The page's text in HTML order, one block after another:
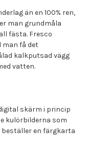
än en 100% ren,
man grundmåla
fästa. Fresco
man få det
kalkputsad vägg
vatten.
skärm i princip
kulörbilderna som
beställer en färgkarta